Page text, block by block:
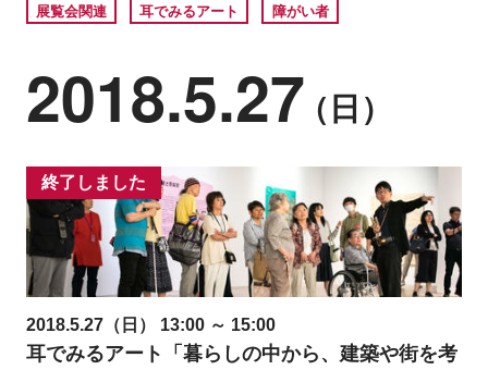
展覧会関連 耳でみるアート 障がい者
2018.5.27（日）
終了しました
2018.5.27（日） 13:00 ～ 15:00
耳でみるアート「暮らしの中から、建築や街を考